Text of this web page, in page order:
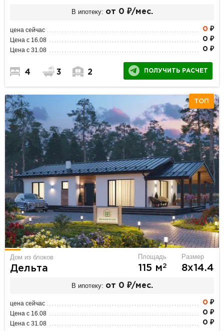
В ипотеку: от 0 ₽/мес.
цена сейчас 0 ₽
Цена с 16.08 0 ₽
Цена с 31.08 0 ₽
4 3 2 ПОЛУЧИТЬ РАСЧЕТ
ТОП
Дом из блоков
Дельта
Площадь
115 м2
Размер
8х14.4
В ипотеку: от 0 ₽/мес.
цена сейчас 0 ₽
Цена с 16.08 0 ₽
Цена с 31.08 0 ₽